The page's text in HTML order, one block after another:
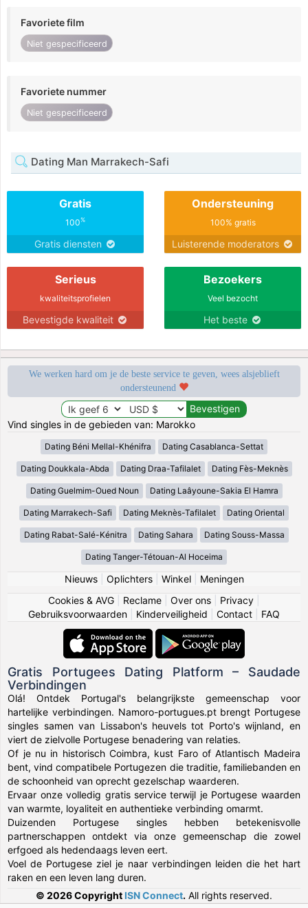
Favoriete film
Niet gespecificeerd
Favoriete nummer
Niet gespecificeerd
Dating Man Marrakech-Safi
Gratis
100%
Gratis diensten
Ondersteuning
100% gratis
Luisterende moderators
Serieus
kwaliteitsprofielen
Bevestigde kwaliteit
Bezoekers
Veel bezocht
Het beste
We werken hard om je de beste service te geven, wees alsjeblieft
ondersteunend
Vind singles in de gebieden van: Marokko
Dating Béni Mellal-Khénifra Dating Casablanca-Settat
Dating Doukkala-Abda Dating Draa-Tafilalet Dating Fès-Meknès
Dating Guelmim-Oued Noun Dating Laâyoune-Sakia El Hamra
Dating Marrakech-Safi Dating Meknès-Tafilalet Dating Oriental
Dating Rabat-Salé-Kénitra Dating Sahara Dating Souss-Massa
Dating Tanger-Tétouan-Al Hoceima
Nieuws| Oplichters| Winkel| Meningen
Cookies & AVG
Reclame Over ons Privacy
Gebruiksvoorwaarden
Kinderveiligheid Contact FAQ
Gratis Portugees Dating Platform – Saudade
Verbindingen
Olá! Ontdek Portugal's belangrijkste gemeenschap voor
hartelijke verbindingen. Namoro-portugues.pt brengt Portugese
singles samen van Lissabon's heuvels tot Porto's wijnland, en
viert de zielvolle Portugese benadering van relaties.
Of je nu in historisch Coimbra, kust Faro of Atlantisch Madeira
bent, vind compatibele Portugezen die traditie, familiebanden en
de schoonheid van oprecht gezelschap waarderen.
Ervaar onze volledig gratis service terwijl je Portugese waarden
van warmte, loyaliteit en authentieke verbinding omarmt.
Duizenden Portugese singles hebben betekenisvolle
partnerschappen ontdekt via onze gemeenschap die zowel
erfgoed als hedendaags leven eert.
Voel de Portugese ziel je naar verbindingen leiden die het hart
raken en een leven lang duren.
© 2026 Copyright ISN Connect. All rights reserved.